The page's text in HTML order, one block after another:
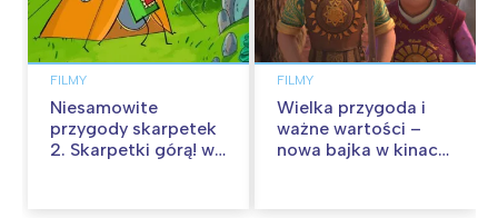
FILMY
Niesamowite
przygody skarpetek
2. Skarpetki górą! w
FILMY
Wielka przygoda i
ważne wartości –
nowa bajka w kinach